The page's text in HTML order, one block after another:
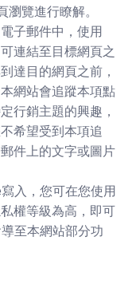
覽進行瞭解。
子郵件中，使用
連結至目標網頁之
達目的網頁之前，
網站會追蹤本項點
行銷主題的興趣，
希望受到本項追
件上的文字或圖片
入，您可在您使用
權等級為高，即可
至本網站部分功